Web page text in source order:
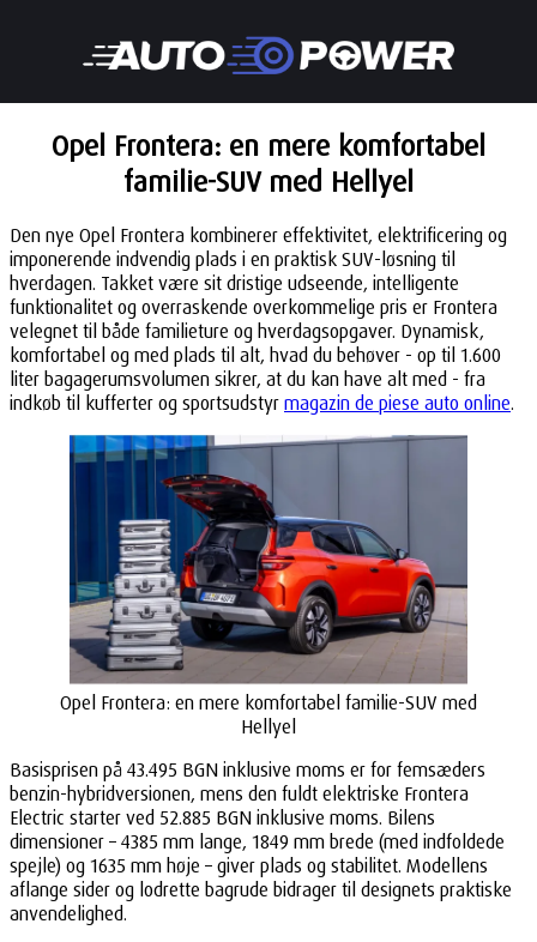
Opel Frontera: en mere komfortabel
familie-SUV med Hellyel
Den nye Opel Frontera kombinerer effektivitet, elektrificering og
imponerende indvendig plads i en praktisk SUV-løsning til
hverdagen. Takket være sit dristige udseende, intelligente
funktionalitet og overraskende overkommelige pris er Frontera
velegnet til både familieture og hverdagsopgaver. Dynamisk,
komfortabel og med plads til alt, hvad du behøver - op til 1.600
liter bagagerumsvolumen sikrer, at du kan have alt med - fra
indkøb til kufferter og sportsudstyr magazin de piese auto online.
Opel Frontera: en mere komfortabel familie-SUV med
Hellyel
Basisprisen på 43.495 BGN inklusive moms er for femsæders
benzin-hybridversionen, mens den fuldt elektriske Frontera
Electric starter ved 52.885 BGN inklusive moms. Bilens
dimensioner – 4385 mm lange, 1849 mm brede (med indfoldede
spejle) og 1635 mm høje – giver plads og stabilitet. Modellens
aflange sider og lodrette bagrude bidrager til designets praktiske
anvendelighed.